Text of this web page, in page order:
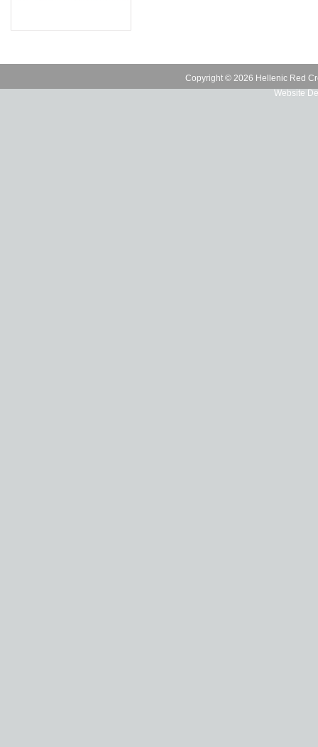
Copyright © 2026 Hellenic Red
Website